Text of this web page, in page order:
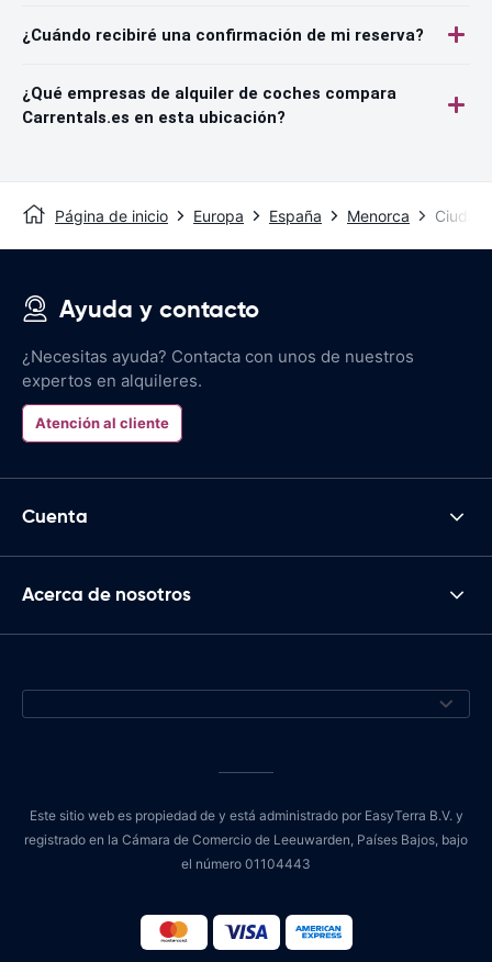
¿Cuándo recibiré una confirmación de mi reserva?
¿Qué empresas de alquiler de coches compara
Carrentals.es en esta ubicación?
Página de inicio Europa España Menorca
Ayuda y contacto
¿Necesitas ayuda? Contacta con unos de nuestros
expertos en alquileres.
Atención al cliente
Cuenta
Acerca de nosotros
Este sitio web es propiedad de y está administrado por EasyTerra B.V. y
registrado en la Cámara de Comercio de Leeuwarden, Países Bajos, bajo
el número 01104443